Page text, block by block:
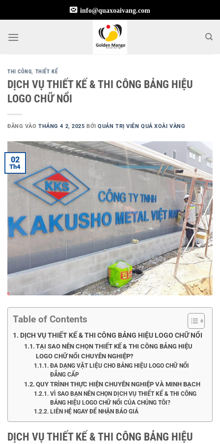
qua
dung
info@quaxoaivang.com
THI CÔNG, THIẾT KẾ
DỊCH VỤ THIẾT KẾ & THI CÔNG BẢNG HIỆU
LOGO CHỮ NỔI
ĐĂNG VÀOTHÁNG 4 2, 2025 BỞIQUẢN TRỊ VIÊN QUẢ XOÀI VÀNG
02
Th4
Table of Contents
DỊCH VỤ THIẾT KẾ & THI CÔNG BẢNG HIỆU LOGO CHỮ NỔI
TẠI SAO NÊN CHỌN THIẾT KẾ & THI CÔNG BẢNG HIỆU
LOGO CHỮ NỔI CHUYÊN NGHIỆP?
ĐA DẠNG VẬT LIỆU CHO BẢNG HIỆU LOGO CHỮ NỔI
ĐẲNG CẤP
QUY TRÌNH THỰC HIỆN CHUYÊN NGHIỆP VÀ MINH BẠCH
VÌ SAO BẠN NÊN CHỌN DỊCH VỤ THIẾT KẾ & THI CÔNG
BẢNG HIỆU LOGO CHỮ NỔI CỦA CHÚNG TÔI?
LIÊN HỆ NGAY ĐỂ NHẬN BÁO GIÁ
DỊCH VỤ THIẾT KẾ & THI CÔNG BẢNG HIỆU